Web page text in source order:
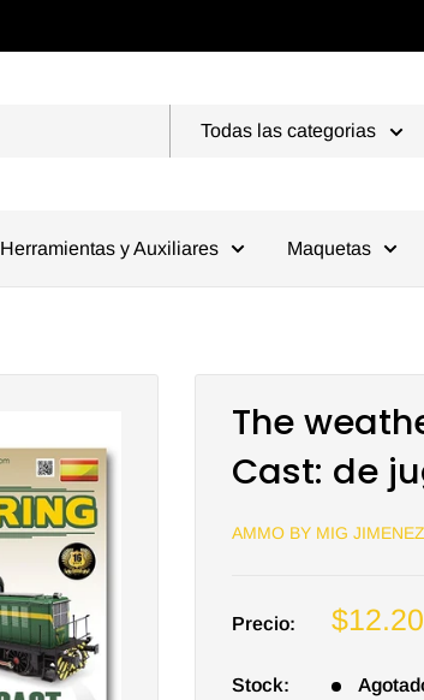
Todas las categorias
Herramientas y Auxiliares Maquetas
The
Cast: de
AMMO BY MIG JIMENEZ
Precio:
Precio
venta
Stock: